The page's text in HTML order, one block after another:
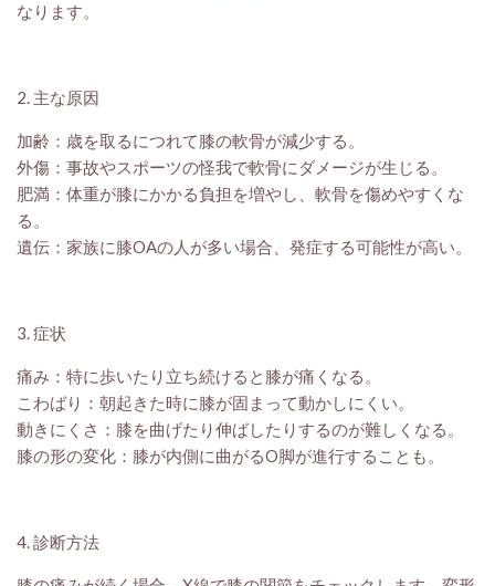
なります。
2. 主な原因
加齢：歳を取るにつれて膝の軟骨が減少する。
外傷：事故やスポーツの怪我で軟骨にダメージが生じる。
肥満：体重が膝にかかる負担を増やし、軟骨を傷めやすくな
る。
遺伝：家族に膝OAの人が多い場合、発症する可能性が高い。
3. 症状
痛み：特に歩いたり立ち続けると膝が痛くなる。
こわばり：朝起きた時に膝が固まって動かしにくい。
動きにくさ：膝を曲げたり伸ばしたりするのが難しくなる。
膝の形の変化：膝が内側に曲がるO脚が進行することも。
4. 診断方法